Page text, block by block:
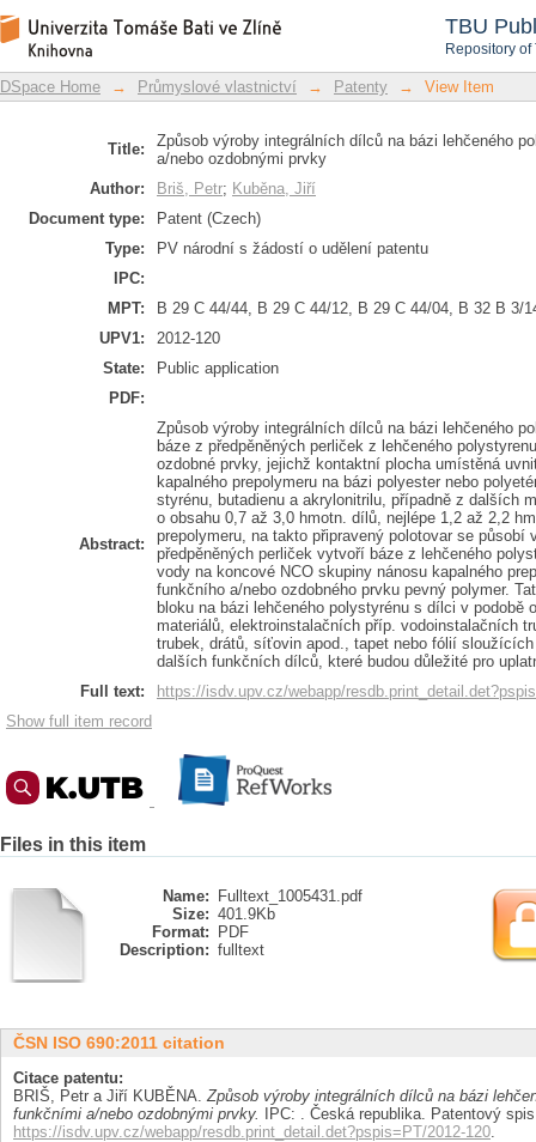
TBU
Repository
Způsob výroby integrálních dílců na
funkčními a/nebo ozdobnými prvky
DSpace Repository
DSpace Home → Průmyslové vlastnictví → Patenty → View Item
Title:
Způsob výroby integrálních dílců na bázi lehčeného
a/nebo ozdobnými prvky
Author:
Briš, Petr; Kuběna, Jiří
Document type:
Patent (Czech)
Type:
PV národní s žádostí o udělení patentu
IPC:
MPT:
B 29 C 44/44, B 29 C 44/12, B 29 C 44/04, B 32 B 3/
UPV1:
2012-120
State:
Public application
PDF:
Abstract:
Způsob výroby integrálních dílců na bázi lehčeného
báze z předpěněných perliček z lehčeného
ozdobné prvky, jejichž kontaktní plocha umístěná
kapalného prepolymeru na bázi polyester nebo
styrénu, butadienu a akrylonitrilu, případně z dalších
o obsahu 0,7 až 3,0 hmotn. dílů, nejlépe 1,2 až 2,2
prepolymeru, na takto připravený polotovar se
předpěněných perliček vytvoří báze z lehčeného
vody na koncové NCO skupiny nánosu kapalného
funkčního a/nebo ozdobného prvku pevný polymer.
bloku na bázi lehčeného polystyrénu s dílci v podobě
materiálů, elektroinstalačních příp. vodoinstalačních
trubek, drátů, síťovin apod., tapet nebo fólií
dalších funkčních dílců, které budou důležité pro
Full text:
https://isdv.upv.cz/webapp/
Show full item record
Files in this item
Name:
Fulltext_1005431.pdf
Size: 401.9Kb
Format:
PDF
Description: fulltext
ČSN ISO 690:2011 citation
Citace patentu:
BRIŠ, Petr a Jiří KUBĚNA.Způsob výroby integrálních dílců na bázi
funkčními a/nebo ozdobnými prvky.
IPC: . Česká republika. Patentový
https://isdv.upv.cz/webapp/resdb.print_detail.det?pspis=PT/2012-120.